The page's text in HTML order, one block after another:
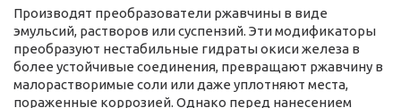
Производят преобразователи ржавчины в виде
эмульсий, растворов или суспензий. Эти модификаторы
преобразуют нестабильные гидраты окиси железа в
более устойчивые соединения, превращают ржавчину в
малорастворимые соли или даже уплотняют места,
пораженные коррозией. Однако перед нанесением